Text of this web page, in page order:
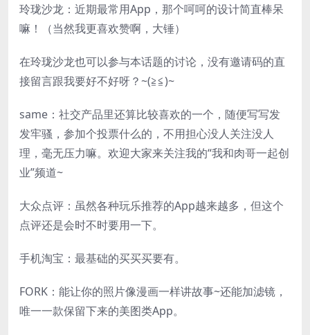
玲珑沙龙：近期最常用App，那个呵呵的设计简直棒呆
嘛！（当然我更喜欢赞啊，大锤）
在玲珑沙龙也可以参与本话题的讨论，没有邀请码的直
接留言跟我要好不好呀？~(≧≦)~
same：社交产品里还算比较喜欢的一个，随便写写发
发牢骚，参加个投票什么的，不用担心没人关注没人
理，毫无压力嘛。欢迎大家来关注我的“我和肉哥一起创
业”频道~
大众点评：虽然各种玩乐推荐的App越来越多，但这个
点评还是会时不时要用一下。
手机淘宝：最基础的买买买要有。
FORK：能让你的照片像漫画一样讲故事~还能加滤镜，
唯一一款保留下来的美图类App。